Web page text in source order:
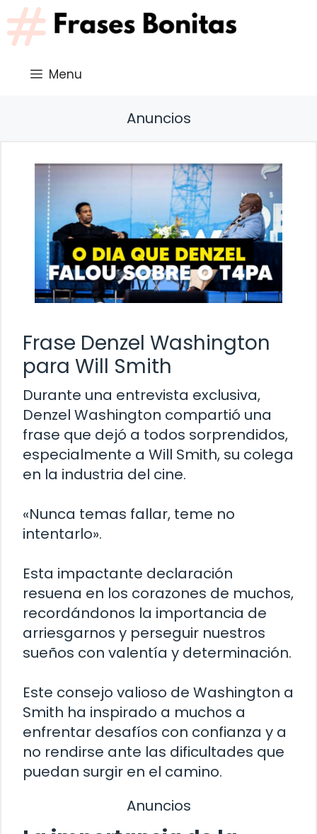
Saltar
al
contenido
Menu
Anuncios
Frase Denzel Washington
para Will Smith
Durante una entrevista exclusiva,
Denzel Washington compartió una
frase que dejó a todos sorprendidos,
especialmente a Will Smith, su colega
en la industria del cine.
«Nunca temas fallar, teme no
intentarlo».
Esta impactante declaración
resuena en los corazones de muchos,
recordándonos la importancia de
arriesgarnos y perseguir nuestros
sueños con valentía y determinación.
Este consejo valioso de Washington a
Smith ha inspirado a muchos a
enfrentar desafíos con confianza y a
no rendirse ante las dificultades que
puedan surgir en el camino.
Anuncios